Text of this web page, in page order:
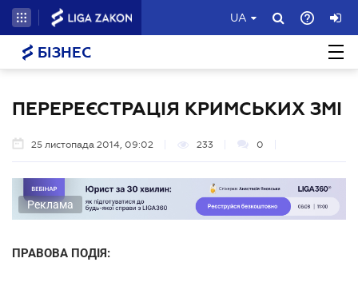
UA
БІЗНЕС
ПЕРЕРЕЄСТРАЦІЯ КРИМСЬКИХ ЗМІ
25 листопада 2014, 09:02 233 0
Реклама
ПРАВОВА ПОДІЯ: